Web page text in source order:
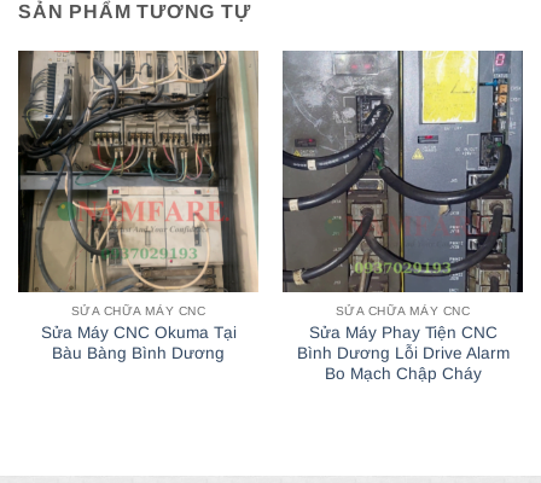
SẢN PHẨM TƯƠNG TỰ
SỬA CHỮA MÁY CNC
Sửa Máy CNC Okuma Tại
Bàu Bàng Bình Dương
SỬA CHỮA MÁY CNC
Sửa Máy Phay Tiện CNC
Bình Dương Lỗi Drive Alarm
Bo Mạch Chập Cháy